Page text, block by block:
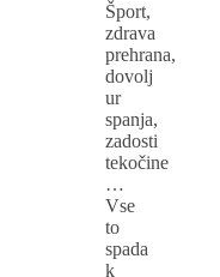
Šport,
zdrava
prehrana,
dovolj
ur
spanja,
zadosti
tekočine
…
Vse
to
spada
k